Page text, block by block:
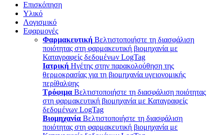
Επισκόπηση
Υλικό
Λογισμικό
Εφαρμογές
Φαρμακευτική Βελτιστοποιήστε τη διασφάλιση
ποιότητας στη φαρμακευτική βιομηχανία με
Καταγραφείς δεδομένων LogTag
Ιατρική Ηγέτης στην παρακολούθηση της
θερμοκρασίας για τη βιομηχανία υγειονομικής
περίθαλψης
Τρόφιμα Βελτιστοποιήστε τη διασφάλιση ποιότητας
στη φαρμακευτική βιομηχανία με Καταγραφείς
δεδομένων LogTag
Βιομηχανία Βελτιστοποιήστε τη διασφάλιση
ποιότητας στη φαρμακευτική βιομηχανία με